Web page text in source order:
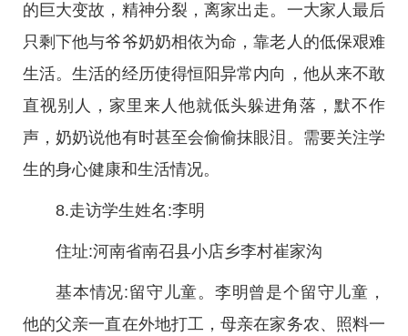
的巨大变故，精神分裂，离家出走。一大家人最后
只剩下他与爷爷奶奶相依为命，靠老人的低保艰难
生活。生活的经历使得恒阳异常内向，他从来不敢
直视别人，家里来人他就低头躲进角落，默不作
声，奶奶说他有时甚至会偷偷抹眼泪。需要关注学
生的身心健康和生活情况。
8.走访学生姓名:李明
住址:河南省南召县小店乡李村崔家沟
基本情况:留守儿童。李明曾是个留守儿童，
他的父亲一直在外地打工，母亲在家务农、照料一